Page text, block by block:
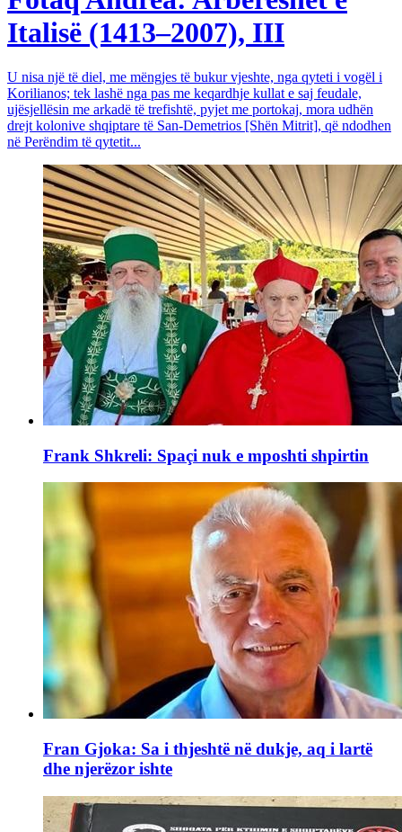
Italisë (1413–2007), III
U nisa një të diel, me mëngjes të bukur vjeshte, nga qyteti i vogël i
Korilianos; tek lashë nga pas me keqardhje kullat e saj feudale,
ujësjellësin me arkadë të trefishtë, pyjet me portokaj, mora udhën
drejt kolonive shqiptare të San-Demetrios [Shën Mitrit], që ndodhen
në Perëndim të qytetit...
Frank Shkreli: Spaçi nuk e mposhti shpirtin
Fran Gjoka: Sa i thjeshtë në dukje, aq i lartë
dhe njerëzor ishte